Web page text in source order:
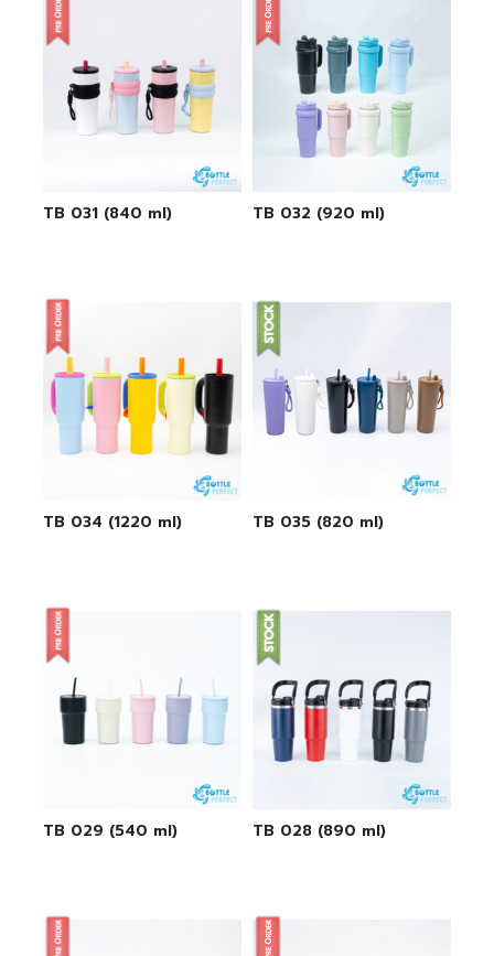
TB 031 (840 ml) TB 032 (920 ml)
TB 034 (1220 ml) TB 035 (820 ml)
TB 029 (540 ml) TB 028 (890 ml)